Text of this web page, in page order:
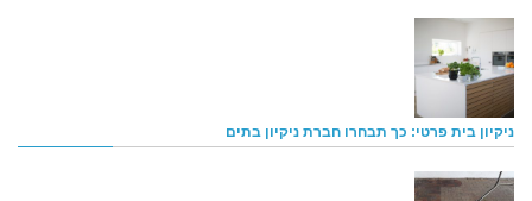
ניקיון בית פרטי: כך תבחרו חברת ניקיון בתים